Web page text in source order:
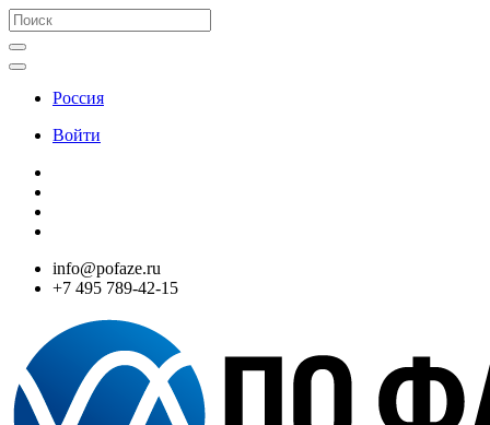
Россия
Войти
info@pofaze.ru
+7 495 789-42-15